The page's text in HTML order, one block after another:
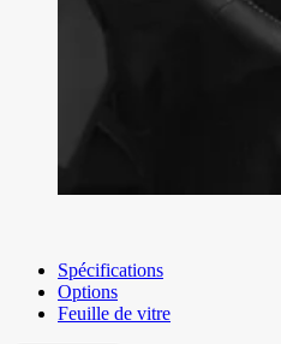
Spécifications
Options
Feuille de vitre